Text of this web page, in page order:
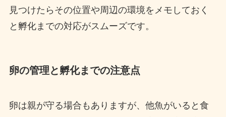
見つけたらその位置や周辺の環境をメモしておく
と孵化までの対応がスムーズです。
卵の管理と孵化までの注意点
卵は親が守る場合もありますが、他魚がいると食